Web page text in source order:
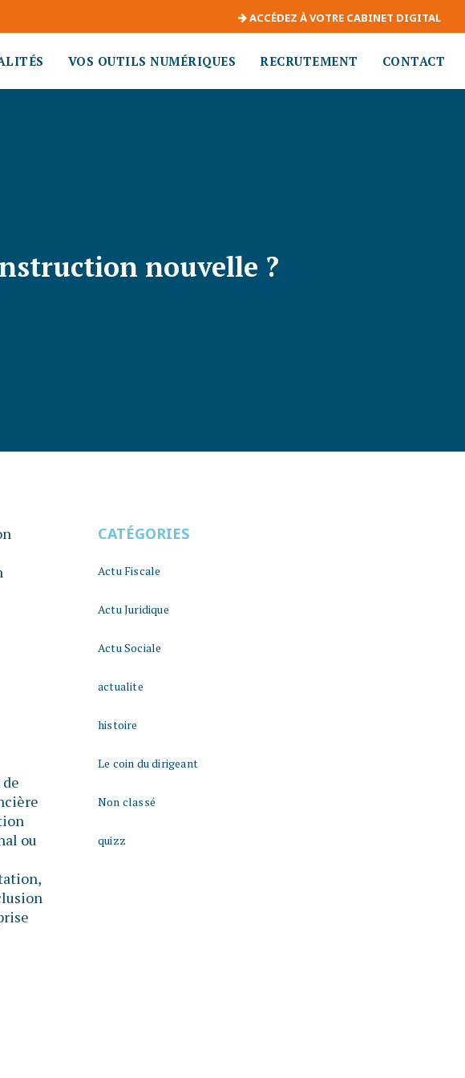
ACCÉDEZ À VOTRE CABINET DIGITAL
VOS OUTILS NUMÉRIQUES RECRUTEMENT CONTACT
nouvelle ?
ou
CATÉGORIES
Actu Fiscale
Actu Juridique
Actu Sociale
actualite
histoire
Le coin du dirigeant
Non classé
quizz